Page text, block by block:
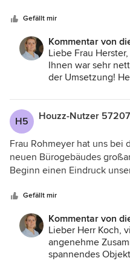
gegeben. Hierbei hat sie
berücksichtigt und nicht
präsentiert. Auch für
sie zur Verfügung. Wir
weiterem Bedarf auch
Leistungsverhältnis wirklich
Gefällt mir
Kommentar von
Liebe Frau
Ihnen war sehr
der Umsetzung!
H5
Frau Rohmeyer hat uns bei
neuen Bürogebäudes
Beginn einen Eindruck
Frau Rohmeyer hat auch
Vorhaben mit eingebracht.
Malerbetrieb sind wir Frau
können Frau Rohmeyer
Gefällt mir
Kommentar von
Lieber Herr Koch,
angenehme
spannendes